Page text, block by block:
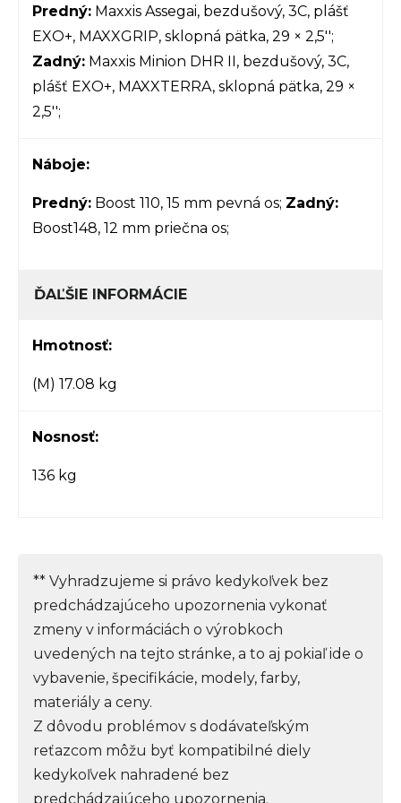
Predný: Maxxis Assegai, bezdušový, 3C, plášť
EXO+, MAXXGRIP, sklopná pätka, 29 × 2,5'';
Zadný: Maxxis Minion DHR II, bezdušový, 3C,
plášť EXO+, MAXXTERRA, sklopná pätka, 29 ×
2,5'';
Náboje:
Predný: Boost 110, 15 mm pevná os; Zadný:
Boost148, 12 mm priečna os;
ĎAĽŠIE INFORMÁCIE
Hmotnosť:
(M) 17.08 kg
Nosnosť:
136 kg
** Vyhradzujeme si právo kedykoľvek bez
predchádzajúceho upozornenia vykonať
zmeny v informáciách o výrobkoch
uvedených na tejto stránke, a to aj pokiaľ ide o
vybavenie, špecifikácie, modely, farby,
materiály a ceny.
Z dôvodu problémov s dodávateľským
reťazcom môžu byť kompatibilné diely
kedykoľvek nahradené bez
predchádzajúceho upozornenia.